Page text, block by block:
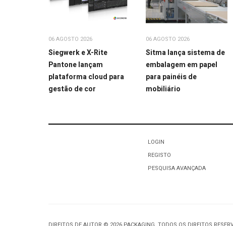
06 AGOSTO 2026
Siegwerk e X-Rite
Pantone lançam
plataforma cloud para
gestão de cor
06 AGOSTO 2026
Sitma lança sistema de
embalagem em papel
para painéis de
mobiliário
LOGIN
REGISTO
PESQUISA AVANÇADA